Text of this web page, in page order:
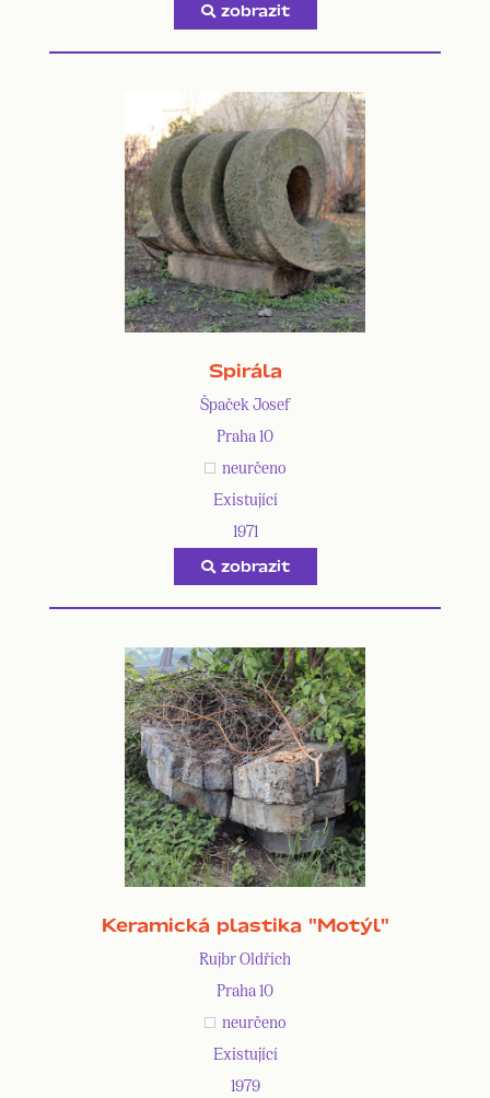
zobrazit
Spirála
Špaček Josef
Praha 10
neurčeno
Existující
1971
zobrazit
Keramická plastika "Motýl"
Rujbr Oldřich
Praha 10
neurčeno
Existující
1979